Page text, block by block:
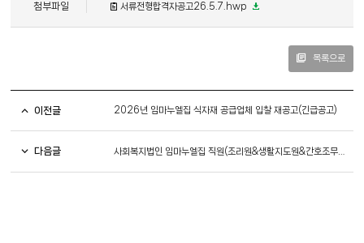
첨부파일 서류전형합격자공고26.5.7.hwp
목록으로
이전글 2026년 임마누엘집 식자재 공급업체 입찰 재공고(긴급공고)
다음글 사회복지법인 임마누엘집 직원(조리원&생활지도원&간호조무사) 합격자 공고